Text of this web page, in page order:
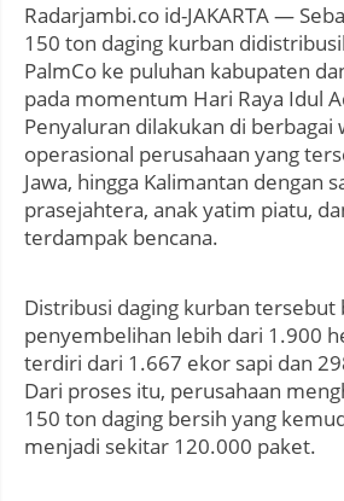
Radarjambi.co id-JAKARTA —
150 ton daging kurban
PalmCo ke puluhan kabupaten
pada momentum Hari Raya Idul
Penyaluran dilakukan di berbagai
operasional perusahaan yang
Jawa, hingga Kalimantan dengan
prasejahtera, anak yatim piatu,
terdampak bencana.
Distribusi daging kurban tersebut
penyembelihan lebih dari 1.900
terdiri dari 1.667 ekor sapi dan
Dari proses itu, perusahaan
150 ton daging bersih yang
menjadi sekitar 120.000 paket.